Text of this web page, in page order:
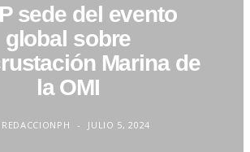
sede del evento
global sobre
Marina de
la OMI
REDACCIONPH JULIO 5, 2024